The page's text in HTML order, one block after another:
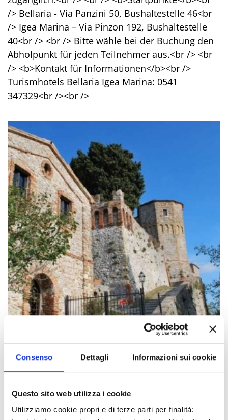
Consenso Dettagli Informazioni sui cookie
Questo sito web utilizza i cookie
Utilizziamo cookie propri e di terze parti per finalità:
/> Bellaria - Via Panzini 50, Bushaltestelle 46<br
/> Igea Marina – Via Pinzon 192, Bushaltestelle
40<br /> <br /> Bitte wähle bei der Buchung den
Abholpunkt für jeden Teilnehmer aus.<br /> <br
/> <b>Kontakt für Informationen</b><br />
Turismhotels Bellaria Igea Marina: 0541
347329<br /><br />
Die Veranstaltungen können sich ändern. Bitte
kontaktieren Sie die Organisatoren, bevor Sie
VERANSTALTUNGSLINK